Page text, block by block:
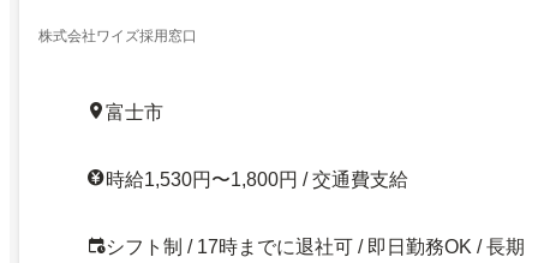
株式会社ワイズ採用窓口
富士市
時給1,530円〜1,800円 / 交通費支給
シフト制 / 17時までに退社可 / 即日勤務OK / 長期